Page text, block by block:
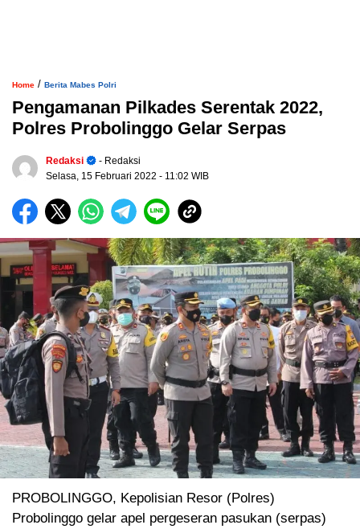
Home / Berita Mabes Polri
Pengamanan Pilkades Serentak 2022,
Polres Probolinggo Gelar Serpas
Redaksi
- Redaksi
Selasa, 15 Februari 2022 - 11:02 WIB
PROBOLINGGO, Kepolisian Resor (Polres)
Probolinggo gelar apel pergeseran pasukan (serpas)